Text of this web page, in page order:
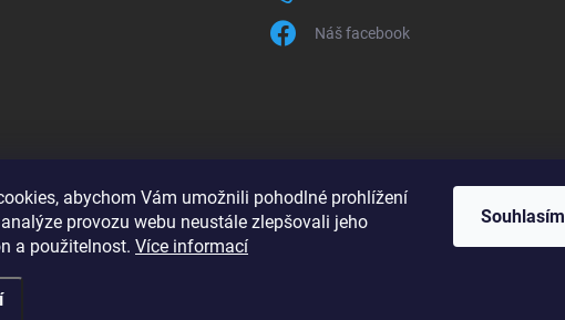
abychom Vám umožnili pohodlné prohlížení
provozu webu neustále zlepšovali jeho
a použitelnost. Více informací
Souhlasím
Náš facebook